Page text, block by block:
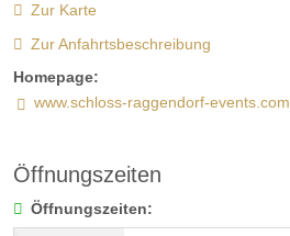
Zur Karte
Zur Anfahrtsbeschreibung
Homepage:
www.schloss-raggendorf-events.com
Öffnungszeiten
Öffnungszeiten: